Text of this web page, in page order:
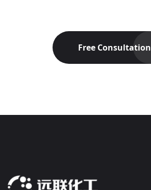
Free Consultation